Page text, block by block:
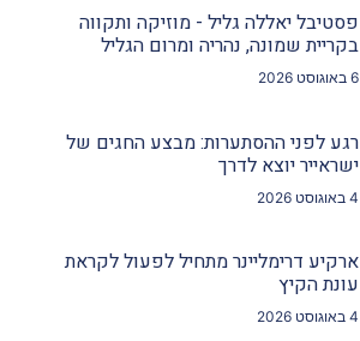
פסטיבל יאללה גליל - מוזיקה ותקווה
בקריית שמונה, נהריה ומרום הגליל
6 באוגוסט 2026
רגע לפני ההסתערות: מבצע החגים של
ישראייר יוצא לדרך
4 באוגוסט 2026
ארקיע דרימליינר מתחיל לפעול לקראת
עונת הקיץ
4 באוגוסט 2026